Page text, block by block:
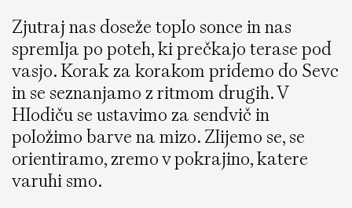
Zjutraj nas doseže toplo sonce in nas
spremlja po poteh, ki prečkajo terase pod
vasjo. Korak za korakom pridemo do Sevc
in se seznanjamo z ritmom drugih. V
Hlodiču se ustavimo za sendvič in
položimo barve na mizo. Zlijemo se, se
orientiramo, zremo v pokrajino, katere
varuhi smo.